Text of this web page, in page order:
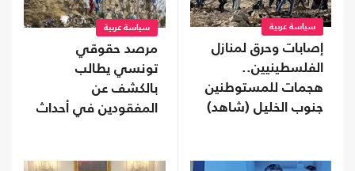
سياسة عربية
إصابات وحرق لمنازل
الفلسطينيين..
هجمات للمستوطنين
جنوب الخليل (شاهد)
سياسة عربية
مرصد حقوقي
تونسي يطالب
بالكشف عن
المفقودين في أحداث